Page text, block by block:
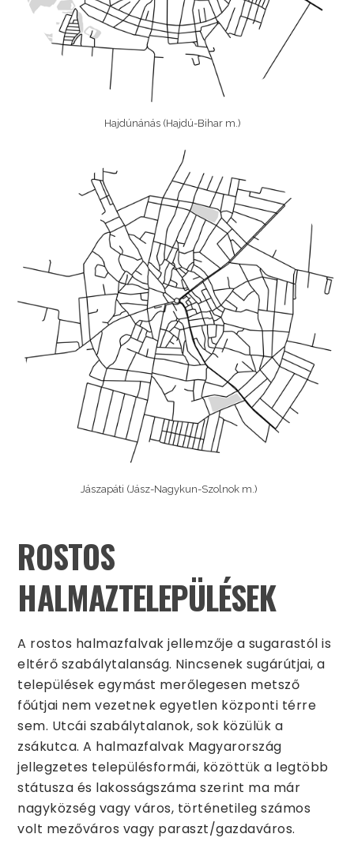
Hajdúnánás (Hajdú-Bihar m.)
Jászapáti (Jász-Nagykun-Szolnok m.)
ROSTOS
HALMAZTELEPÜLÉSEK
A rostos halmazfalvak jellemzője a sugarastól is
eltérő szabálytalanság. Nincsenek sugárútjai, a
települések egymást merőlegesen metsző
főútjai nem vezetnek egyetlen központi térre
sem. Utcái szabálytalanok, sok közülük a
zsákutca. A halmazfalvak Magyarország
jellegzetes településformái, közöttük a legtöbb
státusza és lakosságszáma szerint ma már
nagyközség vagy város, történetileg számos
volt mezőváros vagy paraszt/gazdaváros.